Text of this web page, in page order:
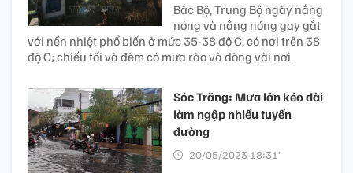
Bắc Bộ, Trung Bộ ngày nắng
nóng và nắng nóng gay gắt
với nền nhiệt phổ biến ở mức 35-38 độ C, có nơi trên 38
độ C; chiều tối và đêm có mưa rào và dông vài nơi.
Sóc Trăng: Mưa lớn kéo dài
làm ngập nhiều tuyến
đường
20/05/2023 18:31’